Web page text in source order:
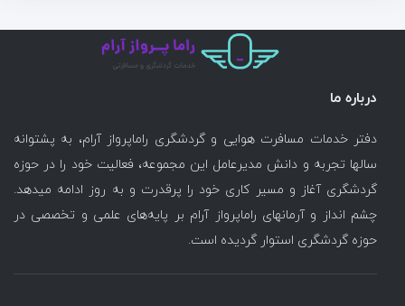
درباره ما
دفتر خدمات مسافرت هوایی و گردشگری راماپرواز آرام، به پشتوانه
سالها تجربه و دانش مدیرعامل این مجموعه، فعالیت خود را در حوزه
گردشگری آغاز و مسیر کاری خود را پرقدرت و به روز ادامه میدهد.
چشم انداز و آرمانهای راماپرواز آرام بر پایه‌های علمی و تخصصی در
حوزه گردشگری استوار گردیده است.